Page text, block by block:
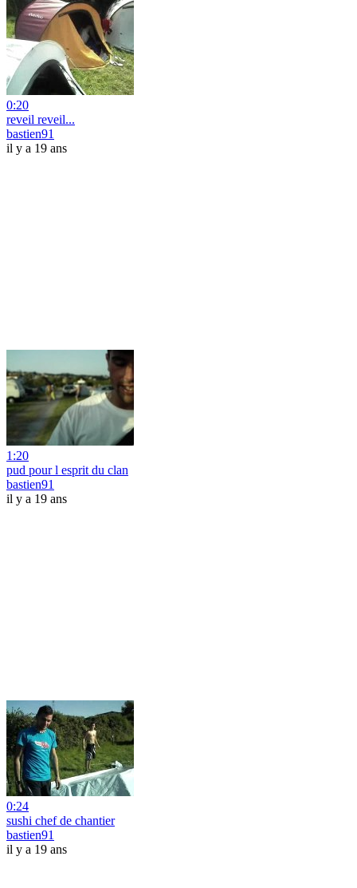
0:20
reveil reveil...
bastien91
il y a 19 ans
1:20
pud pour l esprit du clan
bastien91
il y a 19 ans
0:24
sushi chef de chantier
bastien91
il y a 19 ans